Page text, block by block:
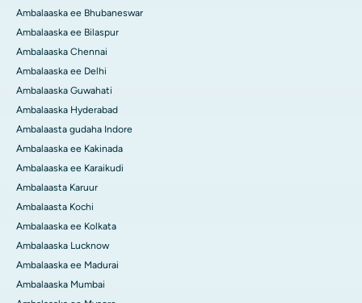
Ambalaaska ee Bhubaneswar
Ambalaaska ee Bilaspur
Ambalaaska Chennai
Ambalaaska ee Delhi
Ambalaaska Guwahati
Ambalaaska Hyderabad
Ambalaasta gudaha Indore
Ambalaaska ee Kakinada
Ambalaaska ee Karaikudi
Ambalaasta Karuur
Ambalaasta Kochi
Ambalaaska ee Kolkata
Ambalaaska Lucknow
Ambalaaska ee Madurai
Ambalaaska Mumbai